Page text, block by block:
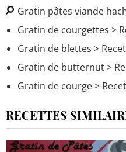
Gratin pâtes viande
Gratin de courgettes >
Gratin de blettes >
Gratin de butternut>
Gratin de courge>
RECETTES